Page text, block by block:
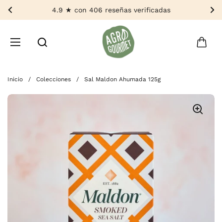
Anterior
4.9 ★ con 406 reseñas verificadas
Abrir menúBuscar por...
Inicio / Colecciones / Sal Maldon Ahumada 125g